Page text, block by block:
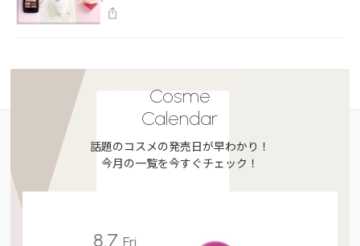
Cosme
Calendar
話題のコスメの発売日が早わかり！
今月の一覧を今すぐチェック！
8.7Fri